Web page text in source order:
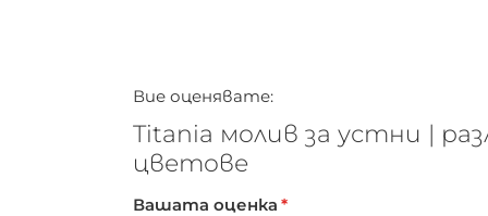
Вие оценявате:
Titania молив за устни |
цветове
Вашата оценка